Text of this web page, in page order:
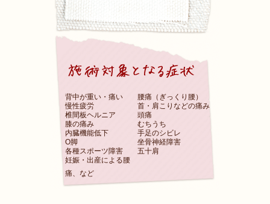
背中が重い・痛い
腰痛（ぎっくり腰）
慢性疲労
首・肩こりなどの痛み
椎間板ヘルニア
頭痛
膝の痛み
むちうち
内臓機能低下
手足のシビレ
O脚
坐骨神経障害
各種スポーツ障害
五十肩
妊娠・出産による腰
痛、など